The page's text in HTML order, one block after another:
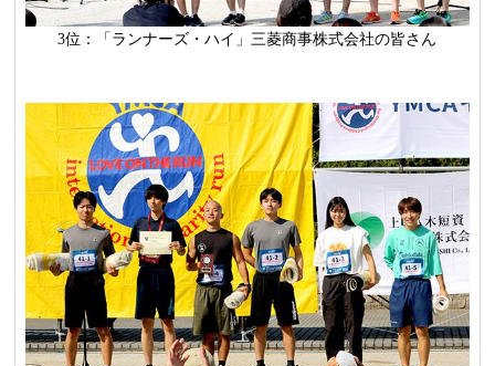
3位：「ランナーズ・ハイ」三菱商事株式会社の皆さん